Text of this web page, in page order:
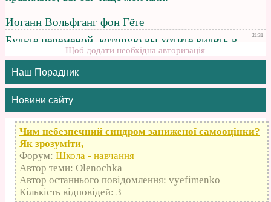
Щоб додати необхідна авторизація
Наш Порадник
Новини сайту
Чим небезпечний синдром заниженої самооцінки?
Як зрозуміти,
Форум: Школа - навчання
Автор теми: Olenochka
Автор останнього повідомлення: vyefimenko
Кількість відповідей: 3